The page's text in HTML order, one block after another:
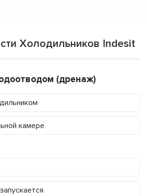
Холодильников Indesit
(дренаж)
камере